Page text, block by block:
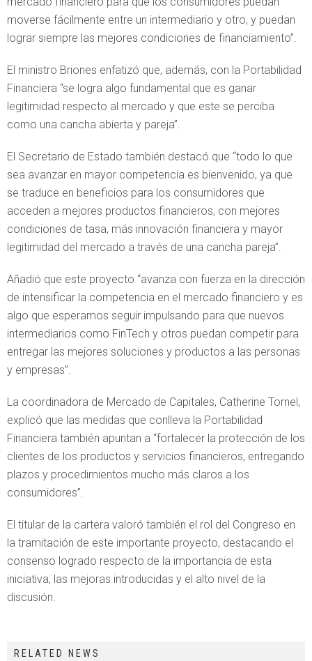
moverse fácilmente entre un intermediario y otro, y puedan
lograr siempre las mejores condiciones de financiamiento”.
El ministro Briones enfatizó que, además, con la Portabilidad
Financiera “se logra algo fundamental que es ganar
legitimidad respecto al mercado y que este se perciba
como una cancha abierta y pareja”.
El Secretario de Estado también destacó que “todo lo que
sea avanzar en mayor competencia es bienvenido, ya que
se traduce en beneficios para los consumidores que
acceden a mejores productos financieros, con mejores
condiciones de tasa, más innovación financiera y mayor
legitimidad del mercado a través de una cancha pareja”.
Añadió que este proyecto “avanza con fuerza en la dirección
de intensificar la competencia en el mercado financiero y es
algo que esperamos seguir impulsando para que nuevos
intermediarios como FinTech y otros puedan competir para
entregar las mejores soluciones y productos a las personas
y empresas”.
La coordinadora de Mercado de Capitales, Catherine Tornel,
explicó que las medidas que conlleva la Portabilidad
Financiera también apuntan a “fortalecer la protección de los
clientes de los productos y servicios financieros, entregando
plazos y procedimientos mucho más claros a los
consumidores”.
El titular de la cartera valoró también el rol del Congreso en
la tramitación de este importante proyecto, destacando el
consenso logrado respecto de la importancia de esta
iniciativa, las mejoras introducidas y el alto nivel de la
discusión.
RELATED NEWS